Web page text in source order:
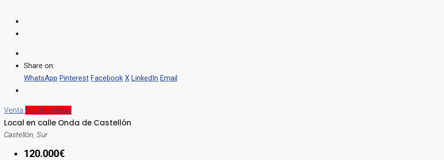
Share on:
WhatsApp Pinterest Facebook X LinkedIn Email
Venta No disponible
Local en calle Onda de Castellón
Castellón, Sur
120.000€